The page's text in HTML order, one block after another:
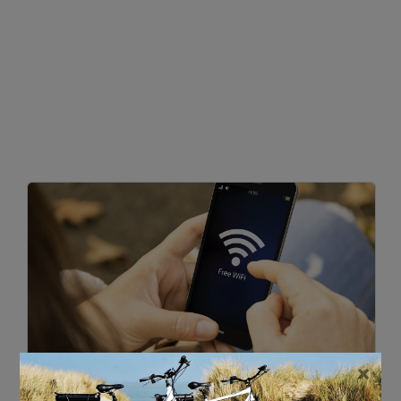
29 SEPTEMBER 2020 •0 REACTIE
×